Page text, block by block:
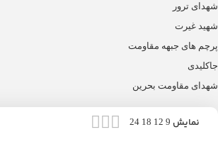
شهدای ترور
شهید غیرت
پرچم های جبهه مقاومت
جاکلیدی
شهدای مقاومت بحرین
نمایش 9
12
18
24